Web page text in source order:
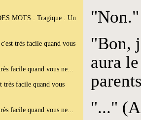
MOTS : Tragique : Un
très facile quand vous
facile quand vous ne...
très facile quand vous
facile quand vous ne...
"Non."
"Bon,
aura
"..."